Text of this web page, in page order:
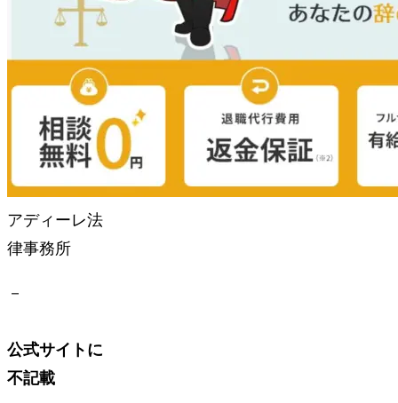
アディーレ法
律事務所
－
公式サイトに
不記載